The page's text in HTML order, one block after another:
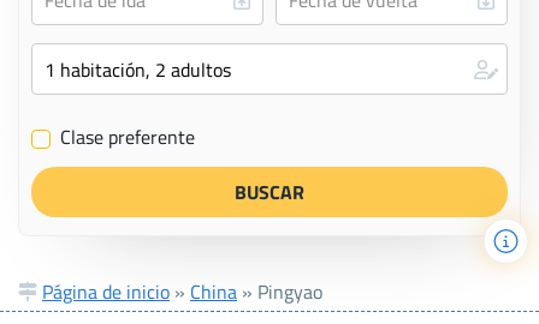
✔ Clase preferente
Página de inicio » China » Pingyao